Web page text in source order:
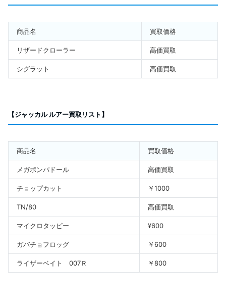
商品名 買取価格
リザードクローラー 高価買取
シグラット 高価買取
【ジャッカル ルアー買取リスト】
商品名 買取価格
メガポンパドール 高価買取
チョップカット ￥1000
TN/80 高価買取
マイクロタッピー ¥600
ガバチョフロッグ ￥600
ライザーベイト 007Ｒ ￥800